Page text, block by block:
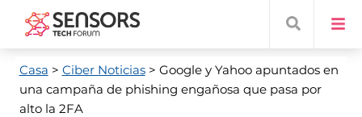
Casa > Ciber Noticias> Google y Yahoo apuntados en
una campaña de phishing engañosa que pasa por
alto la 2FA